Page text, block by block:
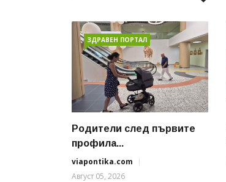
ЗДРАВЕН ПОРТАЛ
Родители след първите
профила...
viapontika.com
Август 05, 2026